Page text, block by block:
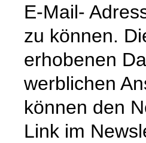
E-Mail-
zu können.
erhobenen
werblichen
können den
Link im